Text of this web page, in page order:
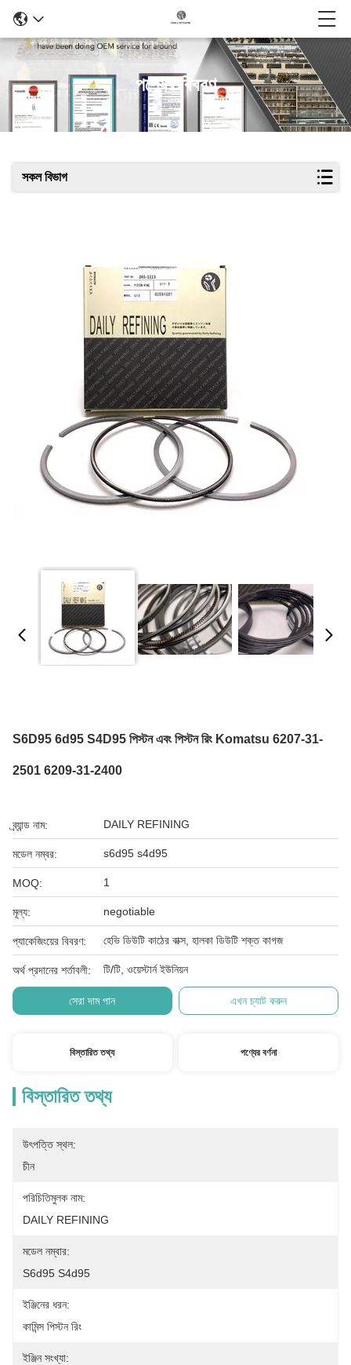
পণ্যের বিবরণ
সকল বিভাগ
S6D95 6d95 S4D95 পিস্টন এবং পিস্টন রিং Komatsu 6207-31-
2501 6209-31-2400
ব্র্যান্ড নাম: DAILY REFINING
মডেল নম্বর: s6d95 s4d95
MOQ: 1
মূল্য: negotiable
প্যাকেজিংয়ের বিবরণ: হেভি ডিউটি ​​কাঠের বাক্স, হালকা ডিউটি ​​শক্ত কাগজ
অর্থ প্রদানের শর্তাবলী: টি/টি, ওয়েস্টার্ন ইউনিয়ন
সেরা দাম পান এখন চ্যাট করুন
বিস্তারিত তথ্য পণ্যের বর্ণনা
বিস্তারিত তথ্য
উৎপত্তি স্থল:
চীন
পরিচিতিমুলক নাম:
DAILY REFINING
মডেল নম্বার:
S6d95 S4d95
ইঞ্জিনের ধরন:
কামিন্স পিস্টন রিং
ইঞ্জিন সংখ্যা: